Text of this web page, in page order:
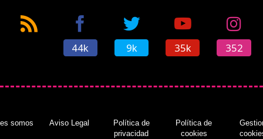
44k 9k 35k 352
somos Aviso Legal
Política de
privacidad
Política de
cookies